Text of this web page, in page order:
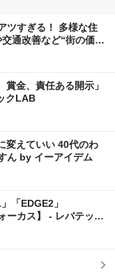
ツすぎる！ 多様な住
通改善など“街の価値
金、責任ある開示」
クLAB
変えていい 40代のわ
ん by イーアイデム
「EDGE2」
ーカス】 - レバテック